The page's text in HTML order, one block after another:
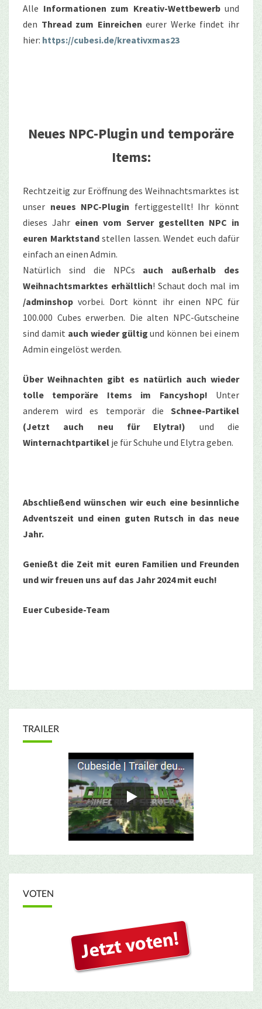
Alle Informationen zum Kreativ-Wettbewerbund
den Thread zum Einreichen eurer Werke findet ihr
hier: https://cubesi.de/kreativxmas23
Neues NPC-Plugin und temporäre
Items:
Rechtzeitig zur Eröffnung des Weihnachtsmarktes ist
unser neues NPC-Plugin fertiggestellt! Ihr könnt
dieses Jahr einen vom Server gestellten NPC in
euren Marktstandstellen lassen. Wendet euch dafür
einfach an einen Admin.
Natürlich sind die NPCs auch außerhalb des
Weihnachtsmarktes erhältlich! Schaut doch mal im
/adminshop vorbei. Dort könnt ihr einen NPC für
100.000 Cubes erwerben. Die alten NPC-Gutscheine
sind damit auch wieder gültig und können bei einem
Admin eingelöst werden.
Über Weihnachten gibt es natürlich auch wieder
tolle temporäre Items im Fancyshop! Unter
anderem wird es temporär die Schnee-Partikel
(Jetzt auch neu für Elytra!) und die
Winternachtpartikel je für Schuhe und Elytra geben.
Abschließend wünschen wir euch eine besinnliche
Adventszeit und einen guten Rutsch in das neue
Jahr.
Genießt die Zeit mit euren Familien und Freunden
und wir freuen uns auf das Jahr 2024 mit euch!
Euer Cubeside-Team
TRAILER
VOTEN